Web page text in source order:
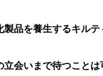
製品を養生するキルテ
会いまで待つことは